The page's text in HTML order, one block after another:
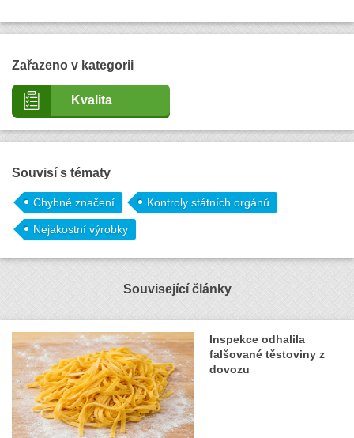
Zařazeno v kategorii
Kvalita
Souvisí s tématy
Chybné značení Kontroly státních orgánů
Nejakostní výrobky
Související články
Inspekce odhalila
falšované těstoviny z
dovozu